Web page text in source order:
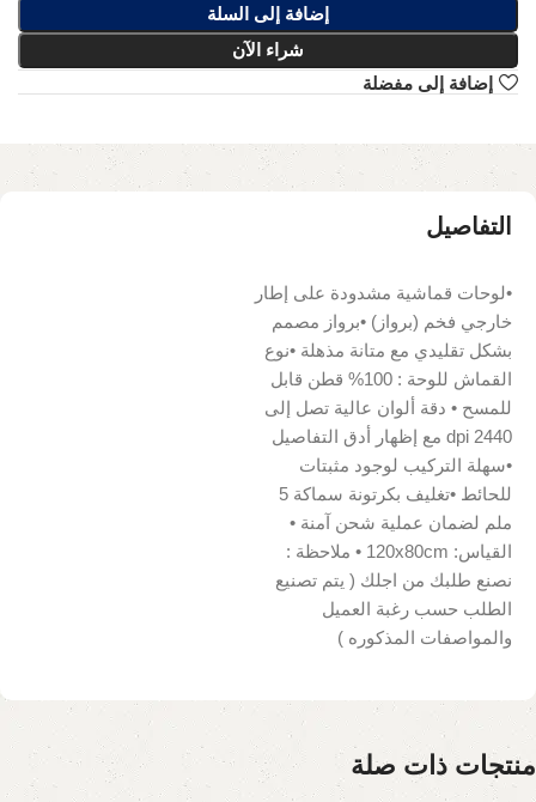
إضافة إلى السلة
شراء الآن
إضافة إلى مفضلة
التفاصيل
•لوحات قماشية مشدودة على إطار
خارجي فخم (برواز) •برواز مصمم
بشكل تقليدي مع متانة مذهلة •نوع
القماش للوحة : 100% قطن قابل
للمسح • دقة ألوان عالية تصل إلى
2440 dpi مع إظهار أدق التفاصيل
•سهلة التركيب لوجود مثبتات
للحائط •تغليف بكرتونة سماكة 5
ملم لضمان عملية شحن آمنة •
القياس: 120x80cm • ملاحظة :
نصنع طلبك من اجلك ( يتم تصنيع
الطلب حسب رغبة العميل
والمواصفات المذكوره )
منتجات ذات صلة